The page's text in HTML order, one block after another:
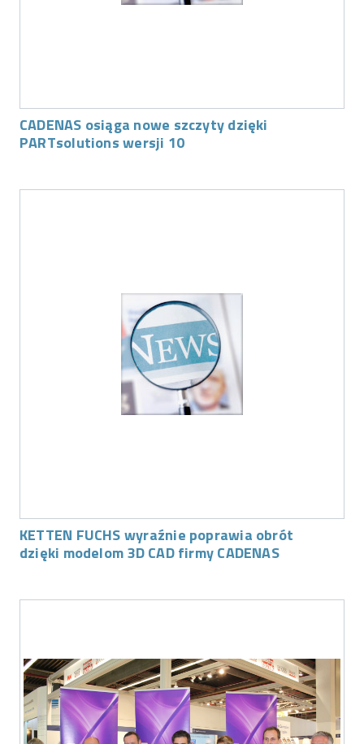
CADENAS osiąga nowe szczyty dzięki
PARTsolutions wersji 10
KETTEN FUCHS wyraźnie poprawia obrót
dzięki modelom 3D CAD firmy CADENAS